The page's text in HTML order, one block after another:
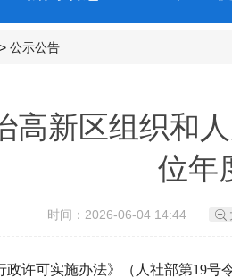
> 公示公告
高新区组织和
位年
时间：2026-06-04 14:44
政许可实施办法》（人社部第19